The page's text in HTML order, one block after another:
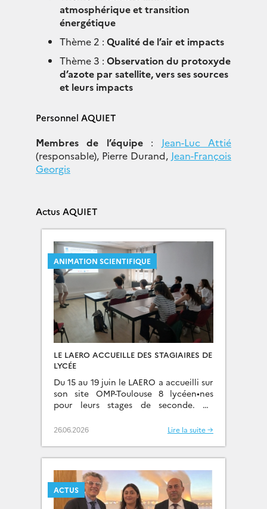
atmosphérique et transition
énergétique
Thème 2 : Qualité de l’air et impacts
Thème 3 : Observation du protoxyde
d’azote par satellite, vers ses sources
et leurs impacts
Personnel AQUIET
Membres de l’équipe:
Jean-Luc Attié
(responsable), Pierre Durand, Jean-François
Georgis
Actus AQUIET
ANIMATION SCIENTIFIQUE
LE LAERO ACCUEILLE DES STAGIAIRES DE
LYCÉE
Du 15 au 19 juin le LAERO a accueilli sur
son site OMP-Toulouse 8 lycéen•nes
pour leurs stages de seconde. Au
contents et ont […]
26.06.2026 Lire la suite →
ACTUS